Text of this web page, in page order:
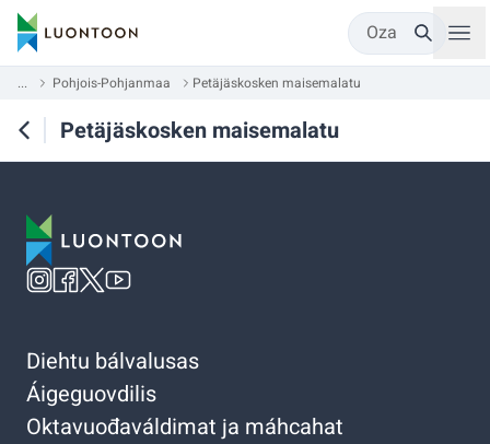
Oza
... Pohjois-Pohjanmaa Petäjäskosken maisemalatu
Petäjäskosken maisemalatu
Diehtu bálvalusas
Áigeguovdilis
Oktavuođaváldimat ja máhcahat